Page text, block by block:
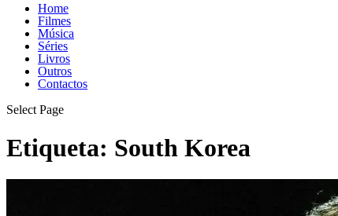
Home
Filmes
Música
Séries
Livros
Outros
Contactos
Select Page
Etiqueta: South Korea